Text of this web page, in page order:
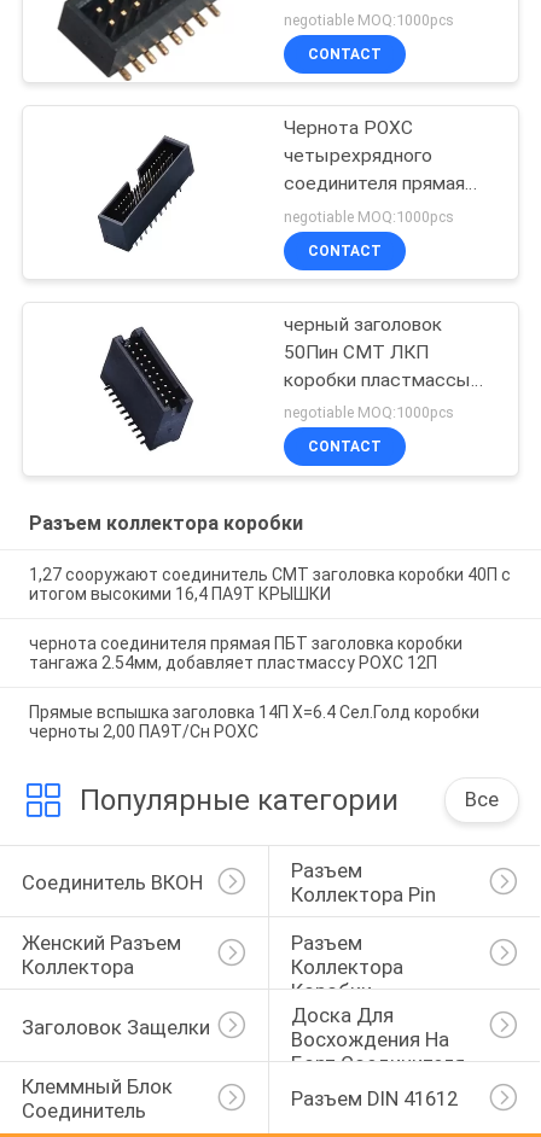
золота Пин 2* 8
латунный
negotiable MOQ:1000pcs
CONTACT
Чернота РОХС
четырехрядного
соединителя прямая
ПА9Т заголовка
коробки тангажа Х=10.5
1.27*2.54 Мм
negotiable MOQ:1000pcs
CONTACT
черный заголовок
50Пин СМТ ЛКП
коробки пластмассы
1,27 с материалом
РОХС Дифф.Пост
высокотемпературным
negotiable MOQ:1000pcs
CONTACT
Разъем коллектора коробки
1,27 сооружают соединитель СМТ заголовка коробки 40П с
итогом высокими 16,4 ПА9Т КРЫШКИ
чернота соединителя прямая ПБТ заголовка коробки
тангажа 2.54мм, добавляет пластмассу РОХС 12П
Прямые вспышка заголовка 14П Х=6.4 Сел.Голд коробки
черноты 2,00 ПА9Т/Сн РОХС
Популярные категории Все
Соединитель ВКОН
Разъем
Коллектора Pin
Женский Разъем
Коллектора
Разъем
Коллектора
Коробки
Заголовок Защелки
Доска Для
Восхождения На
Борт Соединителя
Клеммный Блок
Соединитель
Разъем DIN 41612